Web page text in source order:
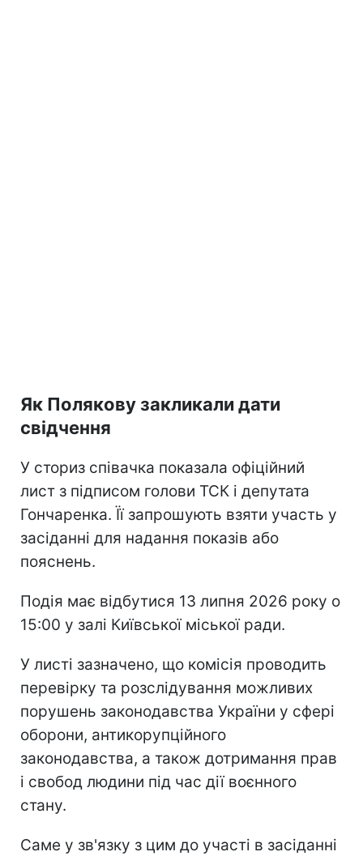
Як Полякову закликали дати
свідчення
У сториз співачка показала офіційний
лист з підписом голови ТСК і депутата
Гончаренка. Її запрошують взяти участь у
засіданні для надання показів або
пояснень.
Подія має відбутися 13 липня 2026 року о
15:00 у залі Київської міської ради.
У листі зазначено, що комісія проводить
перевірку та розслідування можливих
порушень законодавства України у сфері
оборони, антикорупційного
законодавства, а також дотримання прав
і свобод людини під час дії воєнного
стану.
Саме у зв'язку з цим до участі в засіданні